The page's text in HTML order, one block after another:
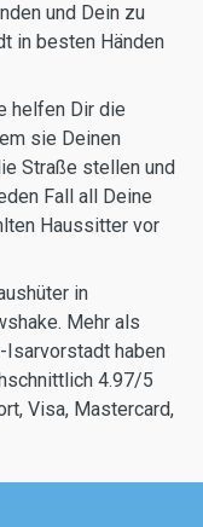
und Dein zu
in besten Händen
helfen Dir die
sie Deinen
Straße stellen und
Fall all Deine
Haussitter vor
in
Mehr als
haben
4.97/5
Visa, Mastercard,